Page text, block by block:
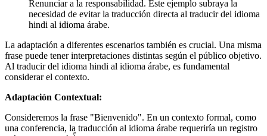
Renunciar a la responsabilidad. Este ejemplo subraya la
necesidad de evitar la traducción directa al traducir del idioma
hindi al idioma árabe.
La adaptación a diferentes escenarios también es crucial. Una misma
frase puede tener interpretaciones distintas según el público objetivo.
Al traducir del idioma hindi al idioma árabe, es fundamental
considerar el contexto.
Adaptación Contextual:
Consideremos la frase "Bienvenido". En un contexto formal, como
una conferencia, la traducción al idioma árabe requeriría un registro